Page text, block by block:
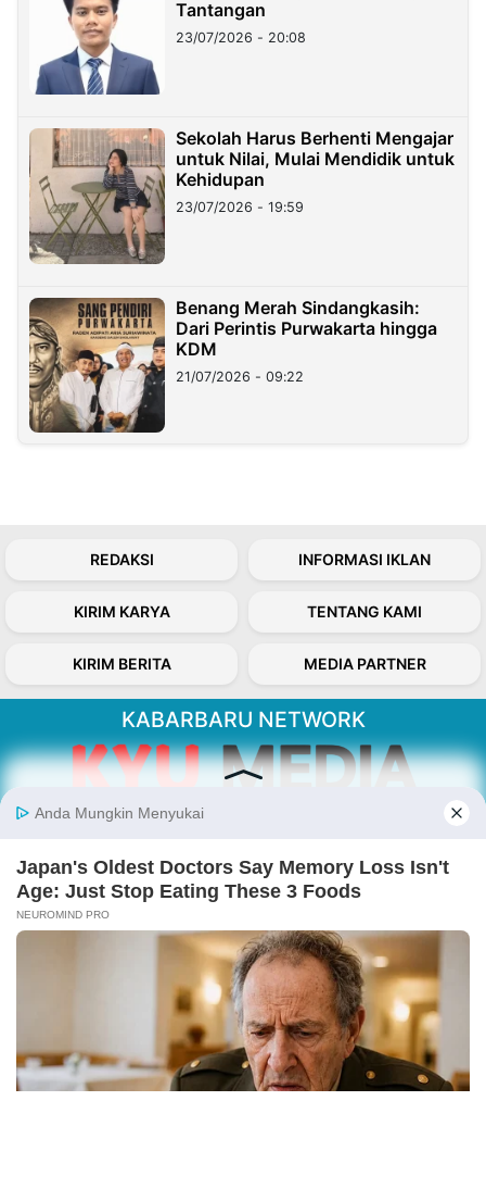
Tantangan
23/07/2026 - 20:08
Sekolah Harus Berhenti Mengajar
untuk Nilai, Mulai Mendidik untuk
Kehidupan
23/07/2026 - 19:59
Benang Merah Sindangkasih:
Dari Perintis Purwakarta hingga
KDM
21/07/2026 - 09:22
REDAKSI INFORMASI IKLAN
KIRIM KARYA TENTANG KAMI
KIRIM BERITA MEDIA PARTNER
KABARBARU NETWORK
Kabarbaru.co menyajikan berita aktual dan
inspiratif dari sudut pandang berbaik sangka
Follow Kabarbaru